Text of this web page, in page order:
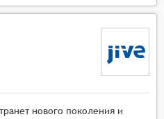
нового поколения и